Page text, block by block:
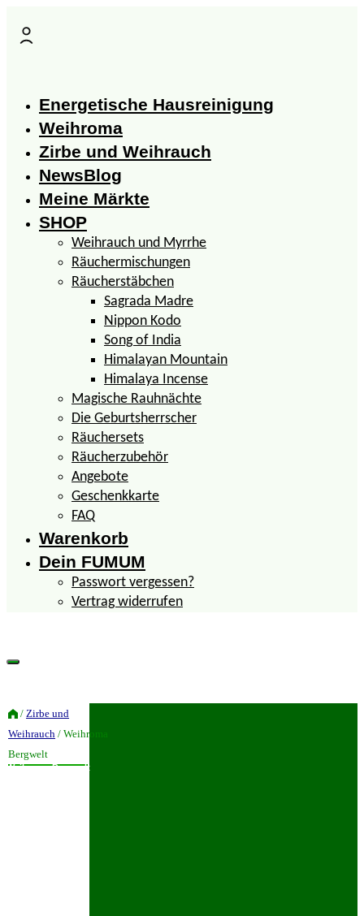
Inhalt
Energetische Hausreinigung
Weihroma
Zirbe und Weihrauch
NewsBlog
Meine Märkte
SHOP
Weihrauch und Myrrhe
Räuchermischungen
Räucherstäbchen
Sagrada Madre
Nippon Kodo
Song of India
Himalayan Mountain
Himalaya Incense
Magische Rauhnächte
Die Geburtsherrscher
Räuchersets
Räucherzubehör
Angebote
Geschenkkarte
FAQ
Warenkorb
Dein FUMUM
Passwort vergessen?
Vertrag widerrufen
Weihroma Bergwelt
/Zirbe und
Weihrauch / Weihroma
Bergwelt